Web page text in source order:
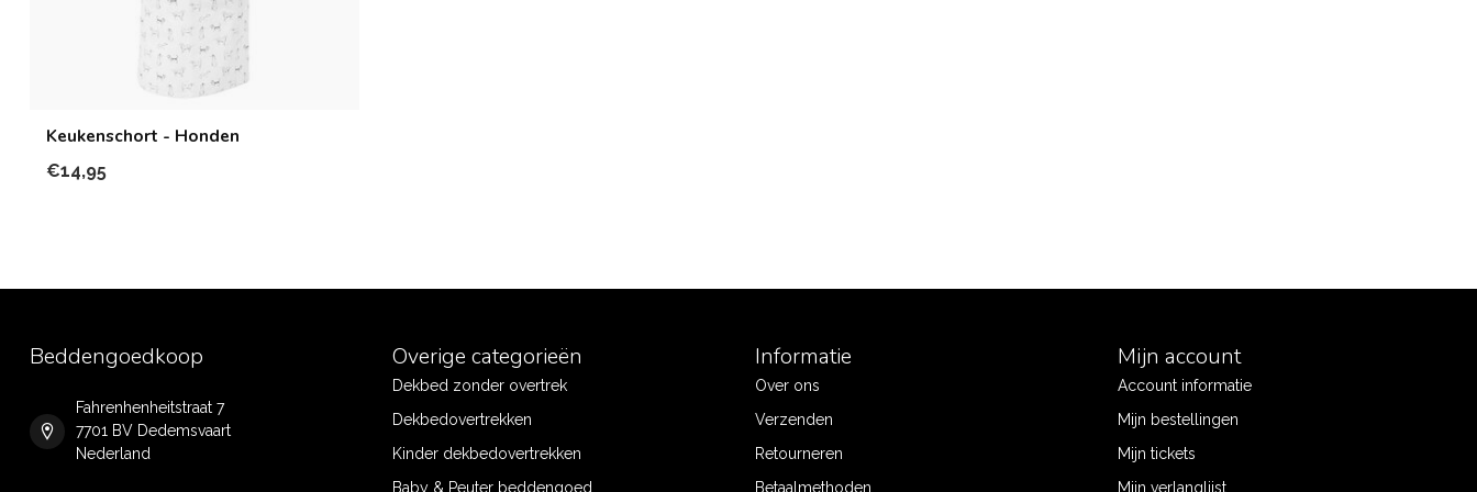
Keukenschort - Honden
€14,95
Beddengoedkoop
Fahrenhenheitstraat 7
7701 BV Dedemsvaart
Nederland
Overige categorieën
Dekbed zonder overtrek
Dekbedovertrekken
Kinder dekbedovertrekken
Baby & Peuter beddengoed
Informatie
Over ons
Verzenden
Retourneren
Betaalmethoden
Mijn account
Account informatie
Mijn bestellingen
Mijn tickets
Mijn verlanglijst